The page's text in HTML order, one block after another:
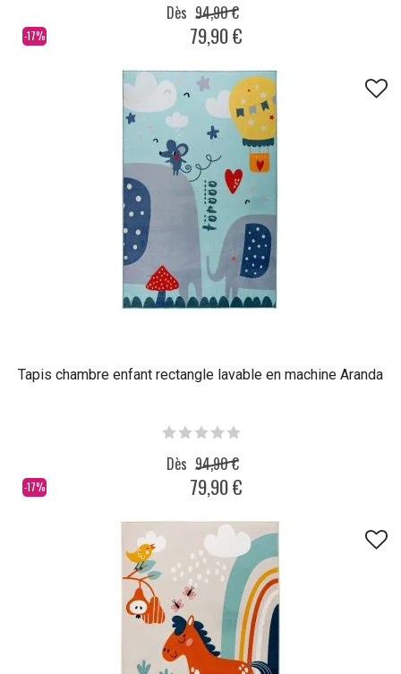
-17%
Dès 94,90 €
79,90 €
Tapis chambre enfant rectangle lavable en machine Aranda
-17%
Dès 94,90 €
79,90 €